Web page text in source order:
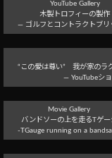
YouTube Gallery
木製トロフィーの製作
― ゴルフとコントラクトブ
“この愛は尊い” 我が家のラ
― YouTubeシ
Movie Gallery
バンドソーの上を走るTゲー
-TGauge running on a